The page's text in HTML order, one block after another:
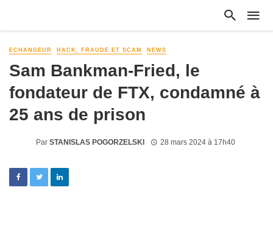
ECHANGEUR HACK, FRAUDE ET SCAM NEWS
Sam Bankman-Fried, le
fondateur de FTX, condamné à
25 ans de prison
Par STANISLAS POGORZELSKI 28 mars 2024 à 17h40